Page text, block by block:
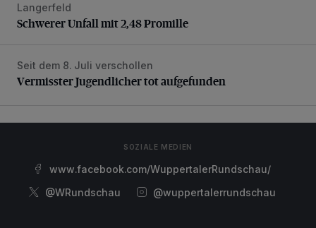
Schwerer Unfall mit 2,48 Promille
Langerfeld
Schwerer Unfall mit 2,48 Promille
Vermisster Jugendlicher tot aufgefunden
Seit dem 8. Juli verschollen
Vermisster Jugendlicher tot aufgefunden
SOZIALE MEDIEN
www.facebook.com/WuppertalerRundschau/
@WRundschau
@wuppertalerrundschau